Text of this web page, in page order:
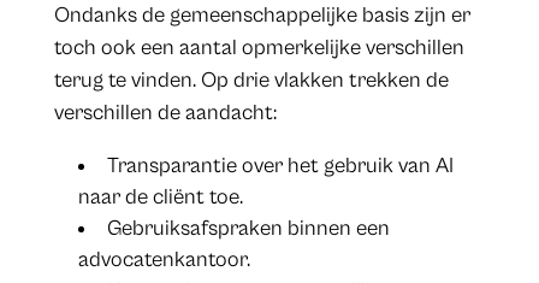
Ondanks de gemeenschappelijke basis zijn er
toch ook een aantal opmerkelijke verschillen
terug te vinden. Op drie vlakken trekken de
verschillen de aandacht:
Transparantie over het gebruik van AI
naar de cliënt toe.
Gebruiksafspraken binnen een
advocatenkantoor.